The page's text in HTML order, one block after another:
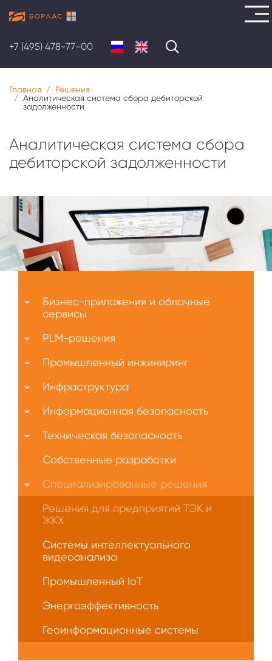
основному
содержанию
+7 (495) 478-77-00
Главная
Решения
Аналитическая система сбора дебиторской
задолженности
Аналитическая система сбора
дебиторской задолженности
нас
Бизнес-приложения и облачные
сервисы
PLM-решения
Промышленный инжиниринг
Инфраструктура
Информационная безопасность
Техническая безопасность
Собственные разработки
Специализированные решения
Решения для предприятий ТЭК и
ЖКХ
Системы интеллектуального
видеоанализа
Промышленный IoT
Энергоэффективность
Геоинформационные системы